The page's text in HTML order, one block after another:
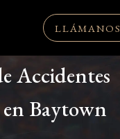
LLÁMANOS
Accidentes
en Baytown